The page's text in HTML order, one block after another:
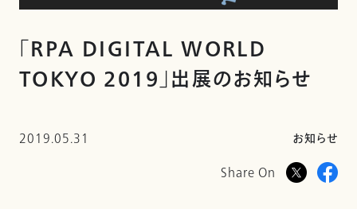
「RPA DIGITAL WORLD
TOKYO 2019」出展のお知らせ
2019.05.31 お知らせ
Share On